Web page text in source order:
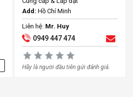
Add: Hồ Chí Minh
Liên hệ: Mr. Huy
0949 447 474
Hãy là người đầu tiên gửi đánh giá.